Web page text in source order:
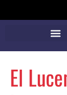
El